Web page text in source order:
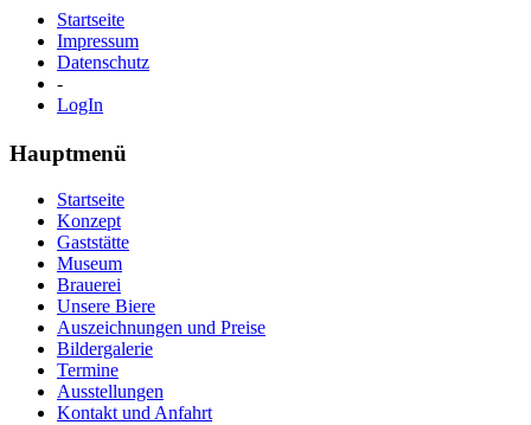
Startseite
Impressum
Datenschutz
-
LogIn
Hauptmenü
Startseite
Konzept
Gaststätte
Museum
Brauerei
Unsere Biere
Auszeichnungen und Preise
Bildergalerie
Termine
Ausstellungen
Kontakt und Anfahrt